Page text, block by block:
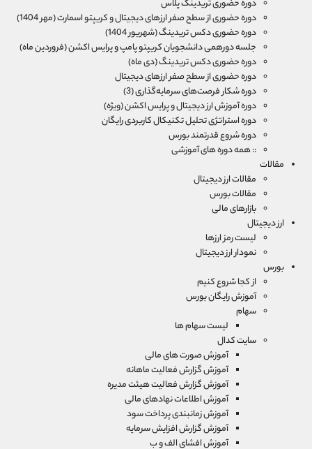
دوره حضوری تریدینگ پلاس
دوره حضوری از سطح صفر ارزهای دیجیتال و کریپتو اسمارت (مهر 1404)
دوره حضوری دکس تریدینگ (شهریور 1404)
جلسه دورهمی دانشجویان کریپتو پامپ و پرایس اکشن (فروردین ماه)
دوره حضوری دکس تریدینگ (دی ماه)
دوره حضوری از سطح صفر ارزهای دیجیتال
دوره شکار فرصت‌های سرمایه‌گذاری (3)
دوره آموزش ارز دیجیتال و پرایس اکشن (ویژه)
دوره استراتژی تحلیل تکنیکال کاربردی رایگان
دوره شروع قدرتمند بورس
:: همه دوره های آموزشی
مقالات
مقالات ارز دیجیتال
مقالات بورس
بازارهای مالی
ارز دیجیتال
لیست رمز ارزها
نمودار ارز دیجیتال
بورس
از کجا شروع کنیم
آموزش رایگان بورس
سهام
لیست سهام ها
سایت کدال
آموزش صورت های مالی
آموزش گزارش فعالیت ماهانه
آموزش گزارش فعالیت هیئت مدیره
آموزش اطلاعات نهادهای مالی
آموزش زمانبندی پرداخت سود
آموزش گزارش افزایش سرمایه
آموزش افشای الف و ب